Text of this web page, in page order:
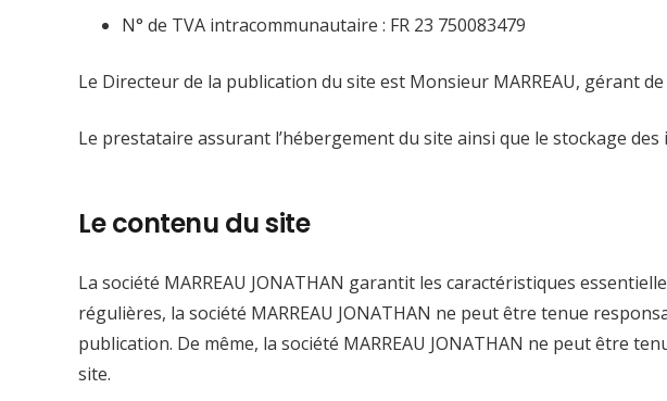
N° de TVA intracommunautaire : FR 23 750083479
Le Directeur de la publication du site est Monsieur MARREAU, gérant de
Le prestataire assurant l’hébergement du site ainsi que le stockage
Le contenu du site
La société MARREAU JONATHAN garantit les caractéristiques
régulières, la société MARREAU JONATHAN ne peut être tenue
publication. De même, la société MARREAU JONATHAN ne peut être
site.